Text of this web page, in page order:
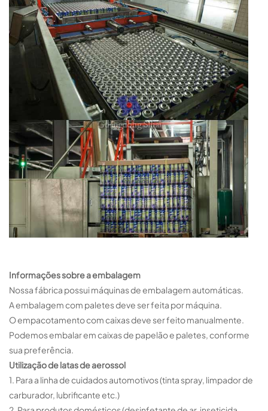
Informações sobre a embalagem
Nossa fábrica possui máquinas de embalagem automáticas.
A embalagem com paletes deve ser feita por máquina.
O empacotamento com caixas deve ser feito manualmente.
Podemos embalar em caixas de papelão e paletes, conforme
sua preferência.
Utilização de latas de aerossol
1. Para a linha de cuidados automotivos (tinta spray, limpador de
carburador, lubrificante etc.)